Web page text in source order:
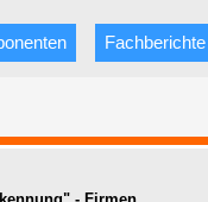
Fachberichte